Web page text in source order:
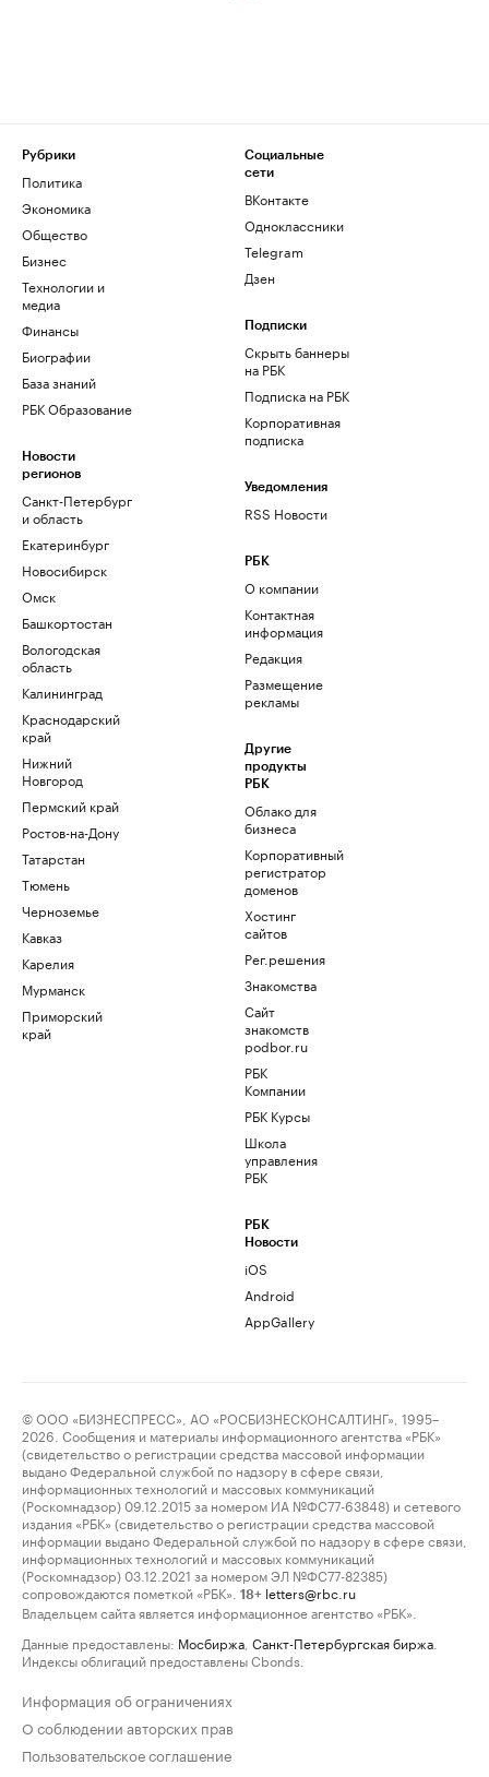
Рубрики
Политика
Экономика
Общество
Бизнес
Технологии и
медиа
Финансы
Биографии
База знаний
РБК Образование
Новости
регионов
Санкт-Петербург
и область
Екатеринбург
Новосибирск
Омск
Башкортостан
Вологодская
область
Калининград
Краснодарский
край
Нижний
Новгород
Пермский край
Ростов-на-Дону
Татарстан
Тюмень
Черноземье
Кавказ
Карелия
Мурманск
Приморский
край
Социальные
сети
ВКонтакте
Одноклассники
Telegram
Дзен
Подписки
Скрыть баннеры
на РБК
Подписка на РБК
Корпоративная
подписка
Уведомления
RSS Новости
РБК
О компании
Контактная
информация
Редакция
Размещение
рекламы
Другие
продукты
РБК
Облако для
бизнеса
Корпоративный
регистратор
доменов
Хостинг
сайтов
Рег.решения
Знакомства
Сайт
знакомств
podbor.ru
РБК
Компании
РБК Курсы
Школа
управления
РБК
РБК
Новости
iOS
Android
AppGallery
© ООО «БИЗНЕСПРЕСС», АО «РОСБИЗНЕСКОНСАЛТИНГ», 1995–
2026. Сообщения и материалы информационного агентства «РБК»
(свидетельство о регистрации средства массовой информации
выдано Федеральной службой по надзору в сфере связи,
информационных технологий и массовых коммуникаций
(Роскомнадзор) 09.12.2015 за номером ИА №ФС77-63848) и сетевого
издания «РБК» (свидетельство о регистрации средства массовой
информации выдано Федеральной службой по надзору в сфере связи,
информационных технологий и массовых коммуникаций
(Роскомнадзор) 03.12.2021 за номером ЭЛ №ФС77-82385)
сопровождаются пометкой «РБК».
18+ letters@rbc.ru
Владельцем сайта является информационное агентство «РБК».
Данные предоставлены: Мосбиржа Санкт-Петербургская биржа
Индексы облигаций предоставлены Cbonds.
Информация об ограничениях
О соблюдении авторских прав
Пользовательское соглашение